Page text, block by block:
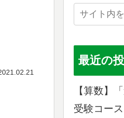
最近の
【算数】
受験コー